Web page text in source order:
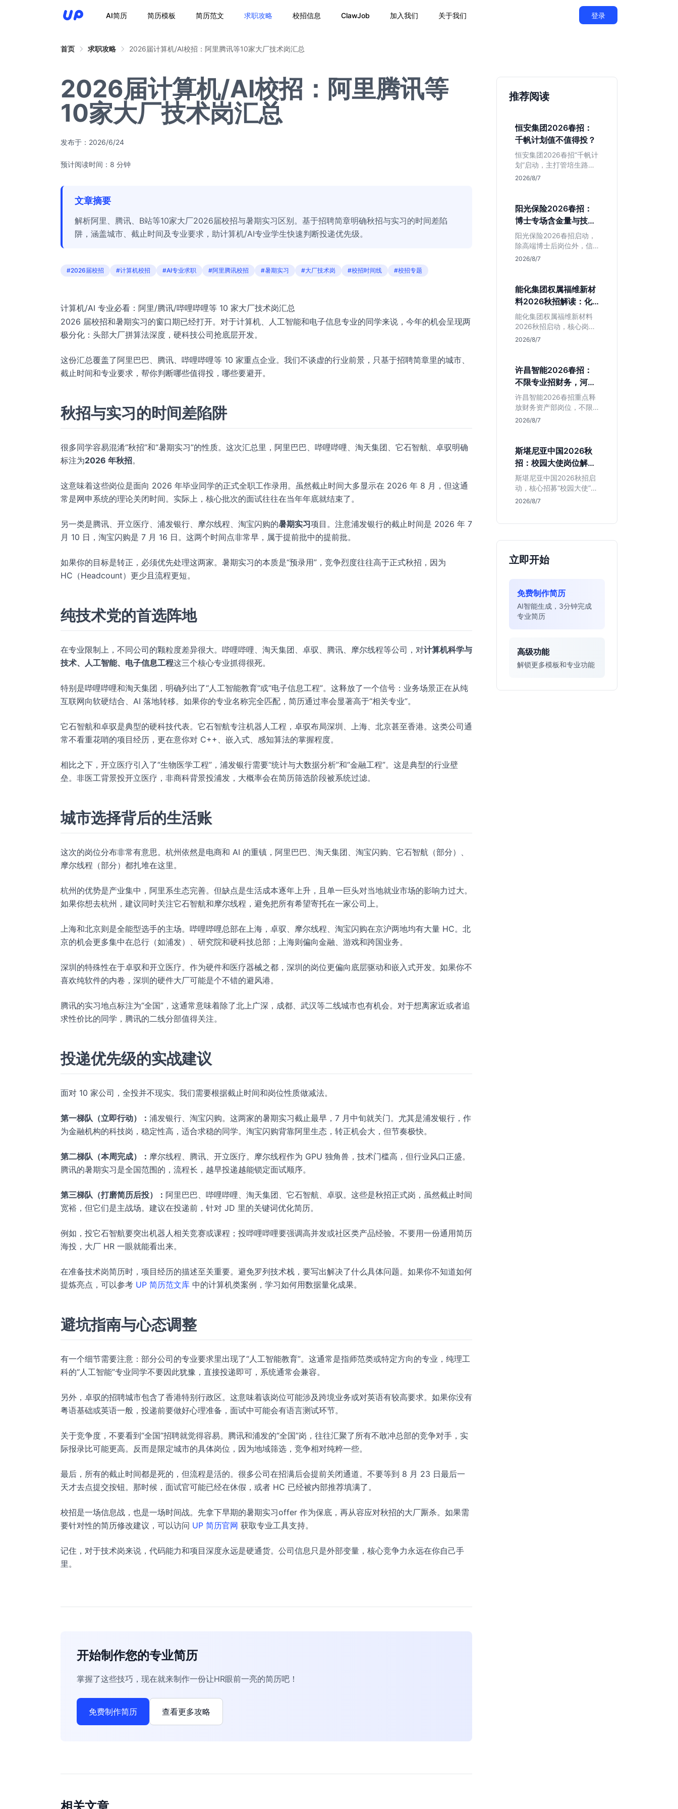
AI简历 简历模板 简历范文 求职攻略 校招信息 ClawJob 加入我们 关于我们 登录
首页 求职攻略 2026届计算机/AI校招：阿里腾讯等10家大厂技术岗汇总
2026届计算机/AI校招：阿里腾讯等
10家大厂技术岗汇总
发布于： 2026/6/24
预计阅读时间：8 分钟
文章摘要
解析阿里、腾讯、B站等10家大厂2026届校招与暑期实习区别。基于招聘简章明确秋招与实习的时间差陷
阱，涵盖城市、截止时间及专业要求，助计算机/AI专业学生快速判断投递优先级。
#2026届校招 #计算机校招 #AI专业求职 #阿里腾讯校招 #暑期实习 #大厂技术岗 #校招时间线 #校招专题
计算机/AI 专业必看：阿里/腾讯/哔哩哔哩等 10 家大厂技术岗汇总
2026 届校招和暑期实习的窗口期已经打开。对于计算机、人工智能和电子信息专业的同学来说，今年的机会呈现两
极分化：头部大厂拼算法深度，硬科技公司抢底层开发。
这份汇总覆盖了阿里巴巴、腾讯、哔哩哔哩等 10 家重点企业。我们不谈虚的行业前景，只基于招聘简章里的城市、
截止时间和专业要求，帮你判断哪些值得投，哪些要避开。
秋招与实习的时间差陷阱
很多同学容易混淆“秋招”和“暑期实习”的性质。这次汇总里，阿里巴巴、哔哩哔哩、淘天集团、它石智航、卓驭明确
标注为2026 年秋招。
这意味着这些岗位是面向 2026 年毕业同学的正式全职工作录用。虽然截止时间大多显示在 2026 年 8 月，但这通
常是网申系统的理论关闭时间。实际上，核心批次的面试往往在当年年底就结束了。
另一类是腾讯、开立医疗、浦发银行、摩尔线程、淘宝闪购的暑期实习项目。注意浦发银行的截止时间是 2026 年 7
月 10 日，淘宝闪购是 7 月 16 日。这两个时间点非常早，属于提前批中的提前批。
如果你的目标是转正，必须优先处理这两家。暑期实习的本质是“预录用”，竞争烈度往往高于正式秋招，因为
HC（Headcount）更少且流程更短。
纯技术党的首选阵地
在专业限制上，不同公司的颗粒度差异很大。哔哩哔哩、淘天集团、卓驭、腾讯、摩尔线程等公司，对计算机科学与
技术、人工智能、电子信息工程这三个核心专业抓得很死。
特别是哔哩哔哩和淘天集团，明确列出了“人工智能教育”或“电子信息工程”。这释放了一个信号：业务场景正在从纯
互联网向软硬结合、AI 落地转移。如果你的专业名称完全匹配，简历通过率会显著高于“相关专业”。
它石智航和卓驭是典型的硬科技代表。它石智航专注机器人工程，卓驭布局深圳、上海、北京甚至香港。这类公司通
常不看重花哨的项目经历，更在意你对 C++、嵌入式、感知算法的掌握程度。
相比之下，开立医疗引入了“生物医学工程”，浦发银行需要“统计与大数据分析”和“金融工程”。这是典型的行业壁
垒。非医工背景投开立医疗，非商科背景投浦发，大概率会在简历筛选阶段被系统过滤。
城市选择背后的生活账
这次的岗位分布非常有意思。杭州依然是电商和 AI 的重镇，阿里巴巴、淘天集团、淘宝闪购、它石智航（部分）、
摩尔线程（部分）都扎堆在这里。
杭州的优势是产业集中，阿里系生态完善。但缺点是生活成本逐年上升，且单一巨头对当地就业市场的影响力过大。
如果你想去杭州，建议同时关注它石智航和摩尔线程，避免把所有希望寄托在一家公司上。
上海和北京则是全能型选手的主场。哔哩哔哩总部在上海，卓驭、摩尔线程、淘宝闪购在京沪两地均有大量 HC。北
京的机会更多集中在总行（如浦发）、研究院和硬科技总部；上海则偏向金融、游戏和跨国业务。
深圳的特殊性在于卓驭和开立医疗。作为硬件和医疗器械之都，深圳的岗位更偏向底层驱动和嵌入式开发。如果你不
喜欢纯软件的内卷，深圳的硬件大厂可能是个不错的避风港。
腾讯的实习地点标注为“全国”，这通常意味着除了北上广深，成都、武汉等二线城市也有机会。对于想离家近或者追
求性价比的同学，腾讯的二线分部值得关注。
投递优先级的实战建议
面对 10 家公司，全投并不现实。我们需要根据截止时间和岗位性质做减法。
第一梯队（立即行动）： 浦发银行、淘宝闪购。这两家的暑期实习截止最早，7 月中旬就关门。尤其是浦发银行，作
为金融机构的科技岗，稳定性高，适合求稳的同学。淘宝闪购背靠阿里生态，转正机会大，但节奏极快。
第二梯队（本周完成）： 摩尔线程、腾讯、开立医疗。摩尔线程作为 GPU 独角兽，技术门槛高，但行业风口正盛。
腾讯的暑期实习是全国范围的，流程长，越早投递越能锁定面试顺序。
第三梯队（打磨简历后投）： 阿里巴巴、哔哩哔哩、淘天集团、它石智航、卓驭。这些是秋招正式岗，虽然截止时间
宽裕，但它们是主战场。建议在投递前，针对 JD 里的关键词优化简历。
例如，投它石智航要突出机器人相关竞赛或课程；投哔哩哔哩要强调高并发或社区类产品经验。不要用一份通用简历
海投，大厂 HR 一眼就能看出来。
在准备技术岗简历时，项目经历的描述至关重要。避免罗列技术栈，要写出解决了什么具体问题。如果你不知道如何
提炼亮点，可以参考 UP 简历范文库 中的计算机类案例，学习如何用数据量化成果。
避坑指南与心态调整
有一个细节需要注意：部分公司的专业要求里出现了“人工智能教育”。这通常是指师范类或特定方向的专业，纯理工
科的“人工智能”专业同学不要因此犹豫，直接投递即可，系统通常会兼容。
另外，卓驭的招聘城市包含了香港特别行政区。这意味着该岗位可能涉及跨境业务或对英语有较高要求。如果你没有
粤语基础或英语一般，投递前要做好心理准备，面试中可能会有语言测试环节。
关于竞争度，不要看到“全国”招聘就觉得容易。腾讯和浦发的“全国”岗，往往汇聚了所有不敢冲总部的竞争对手，实
际报录比可能更高。反而是限定城市的具体岗位，因为地域筛选，竞争相对纯粹一些。
最后，所有的截止时间都是死的，但流程是活的。很多公司在招满后会提前关闭通道。不要等到 8 月 23 日最后一
天才去点提交按钮。那时候，面试官可能已经在休假，或者 HC 已经被内部推荐填满了。
校招是一场信息战，也是一场时间战。先拿下早期的暑期实习offer 作为保底，再从容应对秋招的大厂厮杀。如果需
要针对性的简历修改建议，可以访问 UP 简历官网 获取专业工具支持。
记住，对于技术岗来说，代码能力和项目深度永远是硬通货。公司信息只是外部变量，核心竞争力永远在你自己手
里。
开始制作您的专业简历
掌握了这些技巧，现在就来制作一份让HR眼前一亮的简历吧！
免费制作简历 查看更多攻略
推荐阅读
恒安集团2026春招：
千帆计划值不值得投？
恒安集团2026春招“千帆计
划”启动，主打管培生路
线。本文解析老牌快消巨
限，帮你判断是否值得投
递。
2026/8/7
阳光保险2026春招：
博士专场含金量与技术
岗捡漏指南
阳光保险2026春招启动，
除高端博士后岗位外，信
息技术部释放大量Java、
技术岗需求与投递价值，
助你快速判断是否值得
投。
2026/8/7
能化集团权属福维新材
料2026秋招解读：化
工材料生必看
能化集团权属福维新材料
2026秋招启动，核心岗位
集中在福建永安。本文解
点限制，助理工科生判断
是否值得投递。
2026/8/7
许昌智能2026春招：
不限专业招财务，河南
本地生值得冲吗？
许昌智能2026春招重点释
放财务资产部岗位，不限
专业。作为河南本地老牌
在本地积累工业场景经验
的应届生。
2026/8/7
斯堪尼亚中国2026秋
招：校园大使岗位解读
与投递指南
斯堪尼亚中国2026秋招启
动，核心招募“校园大使”而
非技术管培生。本文解析
你判断是否值得投递。
2026/8/7
立即开始
免费制作简历
AI智能生成，3分钟完成
专业简历
高级功能
解锁更多模板和专业功能